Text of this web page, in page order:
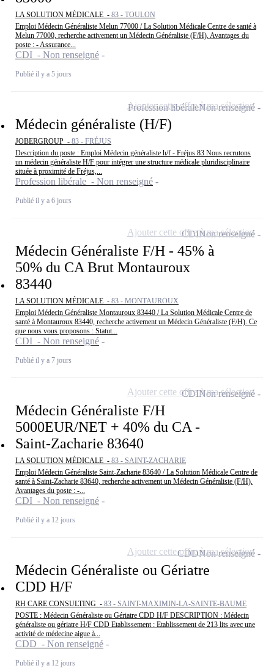
LA SOLUTION MÉDICALE - 83 - TOULON
Emploi Médecin Généraliste Melun 77000 / La Solution Médicale Centre de santé à
Melun 77000, recherche activement un Médecin Généraliste (F/H). Avantages du
poste : - Assurance...
CDI - Non renseigné
Publié il y a 5 jours
Médecin généraliste (H/F)
JOBERGROUP - 83 - FRÉJUS
Description du poste : Emploi Médecin généraliste h/f - Fréjus 83 Nous recrutons
un médecin généraliste H/F pour intégrer une structure médicale pluridisciplinaire
située à proximité de Fréjus,...
Profession libérale - Non renseigné
Publié il y a 6 jours
Profession libéraleNon renseigné
Ajouter cette offre à ma sélection
Médecin Généraliste F/H - 45% à
50% du CA Brut Montauroux
83440
LA SOLUTION MÉDICALE - 83 - MONTAUROUX
Emploi Médecin Généraliste Montauroux 83440 / La Solution Médicale Centre de
santé à Montauroux 83440, recherche activement un Médecin Généraliste (F/H). Ce
que nous vous proposons : Statut...
CDI - Non renseigné
Publié il y a 7 jours
CDINon renseigné
Ajouter cette offre à ma sélection
Médecin Généraliste F/H
5000EUR/NET + 40% du CA -
Saint-Zacharie 83640
LA SOLUTION MÉDICALE - 83 - SAINT-ZACHARIE
Emploi Médecin Généraliste Saint-Zacharie 83640 / La Solution Médicale Centre de
santé à Saint-Zacharie 83640, recherche activement un Médecin Généraliste (F/H).
Avantages du poste : -...
CDI - Non renseigné
Publié il y a 12 jours
CDINon renseigné
Ajouter cette offre à ma sélection
Médecin Généraliste ou Gériatre
CDD H/F
RH CARE CONSULTING - 83 - SAINT-MAXIMIN-LA-SAINTE-BAUME
POSTE : Médecin Généraliste ou Gériatre CDD H/F DESCRIPTION : Médecin
généraliste ou gériatre H/F CDD Etablissement : Etablissement de 213 lits avec une
activité de médecine aigue à...
CDD - Non renseigné
Publié il y a 12 jours
CDDNon renseigné
Ajouter cette offre à ma sélection